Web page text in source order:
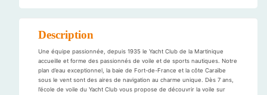
Description
Une équipe passionnée, depuis 1935 le Yacht Club de la Martinique
accueille et forme des passionnés de voile et de sports nautiques. Notre
plan d’eau exceptionnel, la baie de Fort-de-France et la côte Caraïbe
sous le vent sont des aires de navigation au charme unique. Dès 7 ans,
l’école de voile du Yacht Club vous propose de découvrir la voile sur